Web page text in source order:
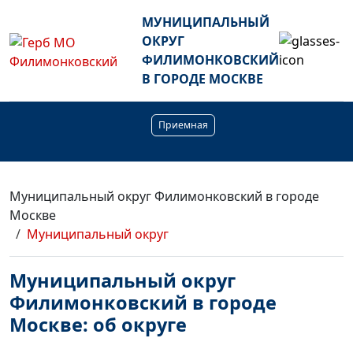
МУНИЦИПАЛЬНЫЙ
ОКРУГ
ФИЛИМОНКОВСКИЙ
В ГОРОДЕ МОСКВЕ
Приемная
Муниципальный округ Филимонковский в городе
Москве
Муниципальный округ
Муниципальный округ
Филимонковский в городе
Москве: об округе